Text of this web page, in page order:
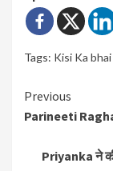
Tags: Kisi Ka
Continue
Reading
Previous
Parineeti
Priyanka ने